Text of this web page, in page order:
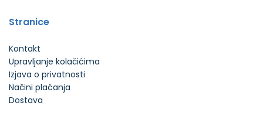
Stranice
Kontakt
Upravljanje kolačićima
Izjava o privatnosti
Načini plaćanja
Dostava